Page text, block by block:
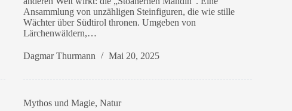
Ansammlung von unzähligen Steinfiguren, die wie stille
Wächter über Südtirol thronen. Umgeben von
Lärchenwäldern,…
Dagmar Thurmann Mai 20, 2025
Mythos und Magie, Natur